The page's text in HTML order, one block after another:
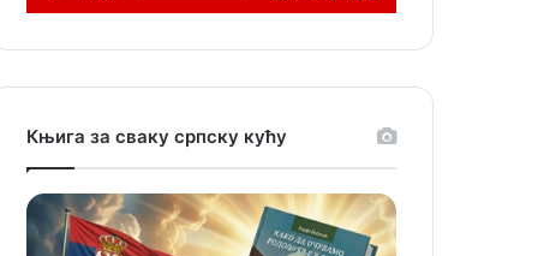
Књига за сваку српску кућу